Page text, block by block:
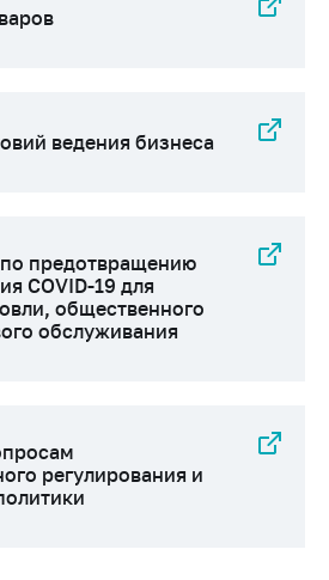
ведения бизнеса
предотвращению
COVID-19 для
общественного
обслуживания
регулирования и